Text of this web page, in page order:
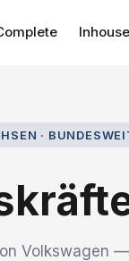
·
Volkswagen